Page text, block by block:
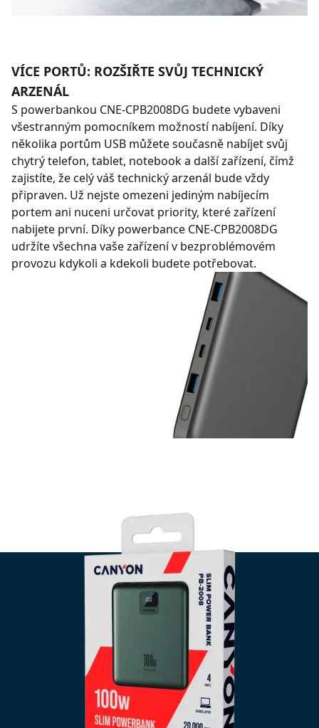
VÍCE PORTŮ: ROZŠIŘTE SVŮJ TECHNICKÝ
ARZENÁL
S powerbankou CNE-CPB2008DG budete vybaveni
všestranným pomocníkem možností nabíjení. Díky
několika portům USB můžete současně nabíjet svůj
chytrý telefon, tablet, notebook a další zařízení, čímž
zajistíte, že celý váš technický arzenál bude vždy
připraven. Už nejste omezeni jediným nabíjecím
portem ani nuceni určovat priority, které zařízení
nabijete první. Díky powerbance CNE-CPB2008DG
udržíte všechna vaše zařízení v bezproblémovém
provozu kdykoli a kdekoli budete potřebovat.